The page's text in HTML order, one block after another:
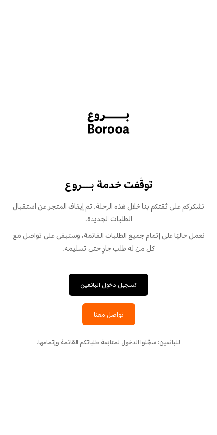
توقّفت خدمة بـــروع
نشكركم على ثقتكم بنا خلال هذه الرحلة. تم إيقاف المتجر عن استقبال
الطلبات الجديدة.
نعمل حاليًا على إتمام جميع الطلبات القائمة، وسنبقى على تواصل مع
كل من له طلب جارٍ حتى تسليمه.
تسجيل دخول البائعين
تواصل معنا
للبائعين: سجّلوا الدخول لمتابعة طلباتكم القائمة وإتمامها.